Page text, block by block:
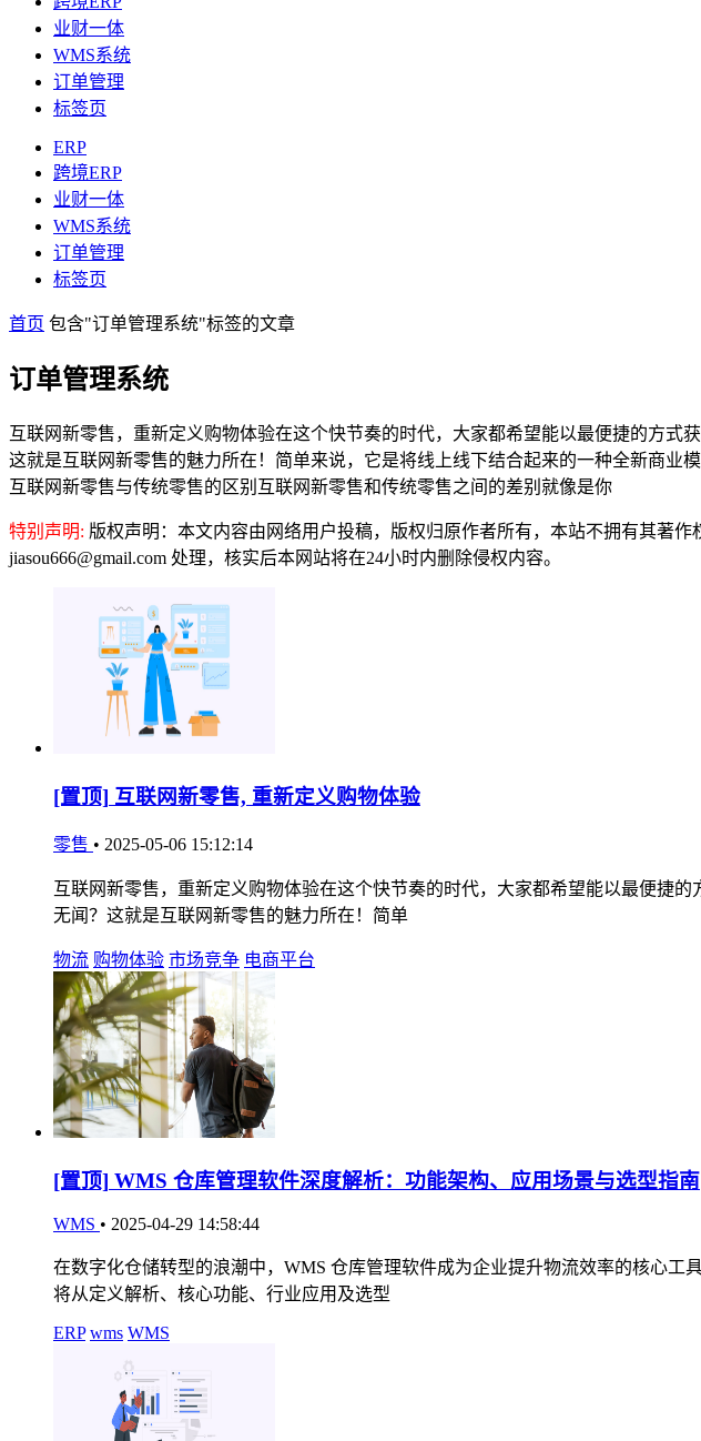
业财一体
WMS系统
订单管理
标签页
ERP
跨境ERP
业财一体
WMS系统
订单管理
标签页
首页 包含"订单管理系统"标签的文章
订单管理系统
互联网新零售，重新定义购物体验在这个快节奏的时代，大家都希望能以最便捷的方式
这就是互联网新零售的魅力所在！简单来说，它是将线上线下结合起来的一种全新商业
互联网新零售与传统零售的区别互联网新零售和传统零售之间的差别就像是你
特别声明: 版权声明：本文内容由网络用户投稿，版权归原作者所有，本站不拥有其著
jiasou666@gmail.com 处理，核实后本网站将在24小时内删除侵权内容。
[置顶] 互联网新零售, 重新定义购物体验
零售 • 2025-05-06 15:12:14
互联网新零售，重新定义购物体验在这个快节奏的时代，大家都希望能以最便捷
无闻？这就是互联网新零售的魅力所在！简单
物流 购物体验 市场竞争 电商平台
[置顶] WMS 仓库管理软件深度解析：功能架构、应用场景与选型指南
WMS • 2025-04-29 14:58:44
在数字化仓储转型的浪潮中，WMS 仓库管理软件成为企业提升物流效率的核心
将从定义解析、核心功能、行业应用及选型
ERP wms WMS